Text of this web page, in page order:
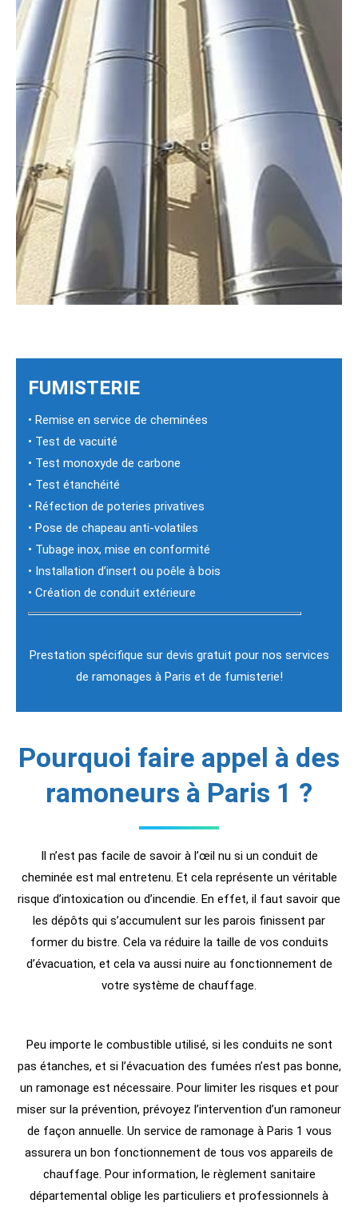
FUMISTERIE
• Remise en service de cheminées
• Test de vacuité
• Test monoxyde de carbone
• Test étanchéité
• Réfection de poteries privatives
• Pose de chapeau anti-volatiles
• Tubage inox, mise en conformité
• Installation d’insert ou poêle à bois
• Création de conduit extérieure
Prestation spécifique sur devis gratuit pour nos services
de ramonages à Paris et de fumisterie!
Pourquoi faire appel à des
ramoneurs à Paris 1 ?
Il n’est pas facile de savoir à l’œil nu si un conduit de
cheminée est mal entretenu. Et cela représente un véritable
risque d’intoxication ou d’incendie. En effet, il faut savoir que
les dépôts qui s’accumulent sur les parois finissent par
former du bistre. Cela va réduire la taille de vos conduits
d’évacuation, et cela va aussi nuire au fonctionnement de
votre système de chauffage.
Peu importe le combustible utilisé, si les conduits ne sont
pas étanches, et si l’évacuation des fumées n’est pas bonne,
un ramonage est nécessaire. Pour limiter les risques et pour
miser sur la prévention, prévoyez l’intervention d’un ramoneur
de façon annuelle. Un service de ramonage à Paris 1 vous
assurera un bon fonctionnement de tous vos appareils de
chauffage. Pour information, le règlement sanitaire
départemental oblige les particuliers et professionnels à